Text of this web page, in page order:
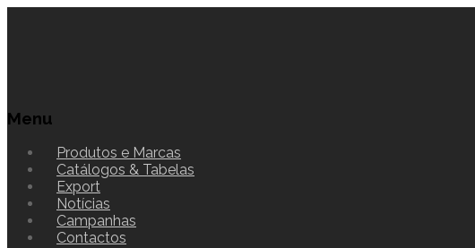
Menu
Produtos e Marcas
Catálogos & Tabelas
Export
Notícias
Campanhas
Contactos